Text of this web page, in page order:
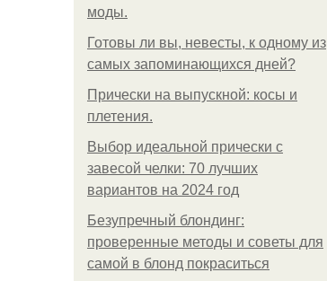
моды.
Готовы ли вы, невесты, к одному из
самых запоминающихся дней?
Прически на выпускной: косы и
плетения.
Выбор идеальной прически с
завесой челки: 70 лучших
вариантов на 2024 год
Безупречный блондинг:
проверенные методы и советы для
самой в блонд покраситься